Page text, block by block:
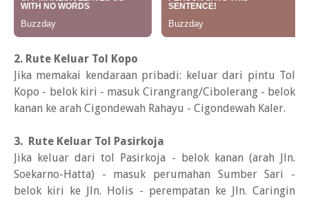
2. Rute Keluar Tol Kopo
Jika memakai kendaraan pribadi: keluar dari pintu Tol
Kopo - belok kiri - masuk Cirangrang/Cibolerang - belok
kanan ke arah Cigondewah Rahayu - Cigondewah Kaler.
3. Rute Keluar Tol Pasirkoja
Jika keluar dari tol Pasirkoja - belok kanan (arah Jln.
Soekarno-Hatta) - masuk perumahan Sumber Sari -
belok kiri ke Jln. Holis - perempatan ke Jln. Caringin